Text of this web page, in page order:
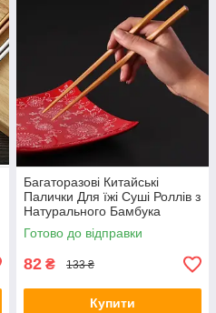
Багаторазові Китайські
Палички Для їжі Суші Роллів з
Натурального Бамбука
Готово до відправки
82 ₴ 133 ₴
Купити